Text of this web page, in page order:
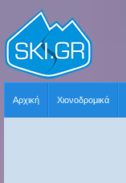
Αρχική Χιονοδρομικά